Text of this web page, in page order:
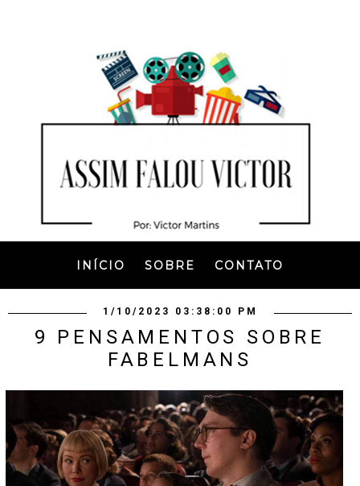
INÍCIO SOBRE CONTATO
1/10/2023 03:38:00 PM
9 PENSAMENTOS SOBRE
FABELMANS